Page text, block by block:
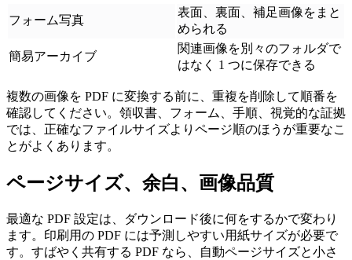
フォーム写真
表面、裏面、補足画像をまと
められる
簡易アーカイブ
関連画像を別々のフォルダで
はなく 1 つに保存できる
複数の画像を PDF に変換する前に、重複を削除して順番を
確認してください。領収書、フォーム、手順、視覚的な証拠
では、正確なファイルサイズよりページ順のほうが重要なこ
とがよくあります。
ページサイズ、余白、画像品質
最適な PDF 設定は、ダウンロード後に何をするかで変わり
ます。印刷用の PDF には予測しやすい用紙サイズが必要で
す。すばやく共有する PDF なら、自動ページサイズと小さ